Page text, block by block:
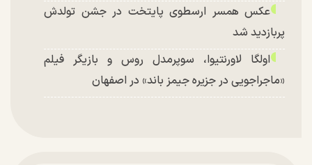
عکس همسر ارسطوی پایتخت در جشن تولدش
پربازدید شد
اولگا لاورنتیوا، سوپرمدل روس و بازیگر فیلم
«ماجراجویی در جزیره جیمز باند» در اصفهان